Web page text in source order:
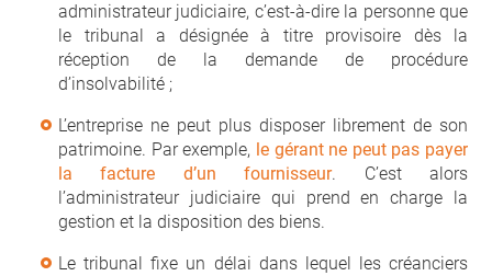
administrateur judiciaire, c’est-à-dire la personne que
le tribunal a désignée à titre provisoire dès la
réception de la demande de procédure
d’insolvabilité ;
L’entreprise ne peut plus disposer librement de son
patrimoine. Par exemple, le gérant ne peut pas payer
la facture d’un fournisseur. C’est alors
l’administrateur judiciaire qui prend en charge la
gestion et la disposition des biens.
Le tribunal fixe un délai dans lequel les créanciers